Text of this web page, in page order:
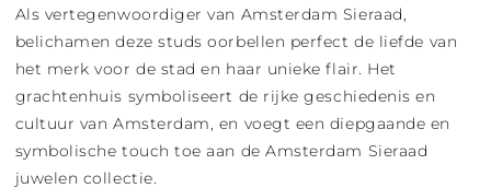
Als vertegenwoordiger van Amsterdam Sieraad,
belichamen deze studs oorbellen perfect de liefde van
het merk voor de stad en haar unieke flair. Het
grachtenhuis symboliseert de rijke geschiedenis en
cultuur van Amsterdam, en voegt een diepgaande en
symbolische touch toe aan de Amsterdam Sieraad
juwelen collectie.